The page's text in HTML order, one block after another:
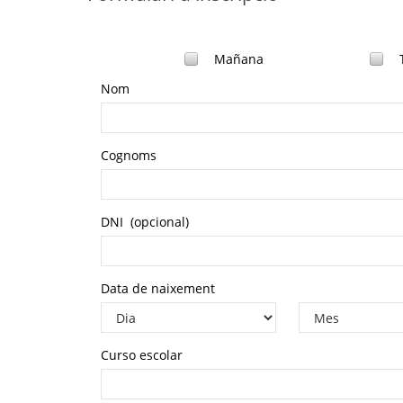
Mañana
Nom
Cognoms
DNI (opcional)
Data de naixement
Curso escolar